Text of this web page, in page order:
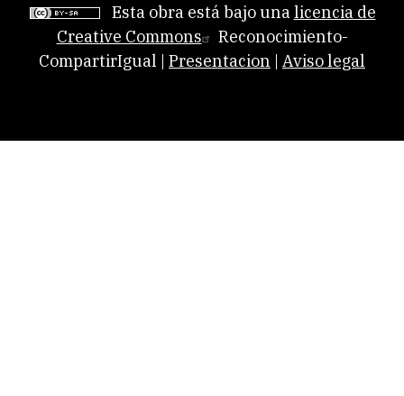
Esta obra está bajo una licencia de
Creative Commons
Reconocimiento-
CompartirIgual | Presentacion | Aviso legal